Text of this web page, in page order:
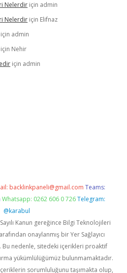
Nelerdir için admin
Nelerdir için Elifnaz
için admin
için Nehir
için admin
backlinkpaneli@gmail.com Teams:
Whatsapp: 0262 606 0 726 Telegram:
@karabul
Kanun gereğince Bilgi Teknolojileri
onaylanmış bir Yer Sağlayıcı
nedenle, sitedeki içerikleri proaktif
yükümlülüğümüz bulunmamaktadır.
sorumluluğunu taşımakta olup,